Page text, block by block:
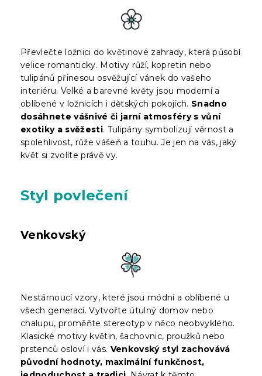
Převlečte ložnici do květinové zahrady, která působí
velice romanticky. Motivy růží, kopretin nebo
tulipánů přinesou osvěžující vánek do vašeho
interiéru. Velké a barevné květy jsou moderní a
oblíbené v ložnicích i dětských pokojích. Snadno
dosáhnete vášnivé či jarní atmosféry s vůní
exotiky a svěžesti. Tulipány symbolizují věrnost a
spolehlivost, růže vášeň a touhu. Je jen na vás, jaký
květ si zvolíte právě vy.
Styl povlečení
Venkovský
Nestárnoucí vzory, které jsou módní a oblíbené u
všech generací. Vytvořte útulný domov nebo
chalupu, proměňte stereotyp v něco neobvyklého.
Klasické motivy květin, šachovnic, proužků nebo
prstenců osloví i vás. Venkovský styl zachovává
původní hodnoty, maximální funkčnost,